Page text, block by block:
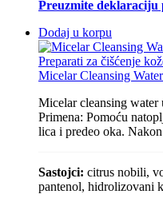
Preuzmite deklaraciju
Dodaj u korpu
Preparati za čišćenje
Micelar Cleansing Water
Micelar cleansing
Primena: Pomoću
lica i predeo oka.
Sastojci: citrus nobili,
pantenol, hidrolizovani